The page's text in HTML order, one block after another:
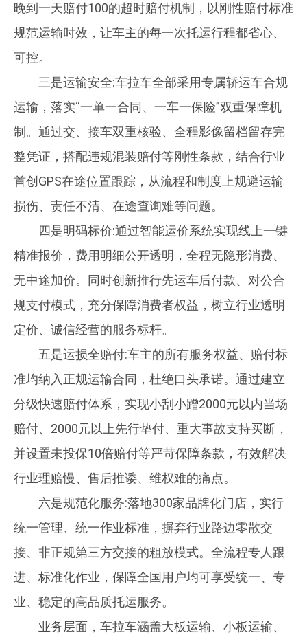
晚到一天赔付100的超时赔付机制，以刚性赔付标准
规范运输时效，让车主的每一次托运行程都省心、
可控。
三是运输安全:车拉车全部采用专属轿运车合规
运输，落实“一单一合同、一车一保险”双重保障机
制。通过交、接车双重核验、全程影像留档留存完
整凭证，搭配违规混装赔付等刚性条款，结合行业
首创GPS在途位置跟踪，从流程和制度上规避运输
损伤、责任不清、在途查询难等问题。
四是明码标价:通过智能运价系统实现线上一键
精准报价，费用明细公开透明，全程无隐形消费、
无中途加价。同时创新推行先运车后付款、对公合
规支付模式，充分保障消费者权益，树立行业透明
定价、诚信经营的服务标杆。
五是运损全赔付:车主的所有服务权益、赔付标
准均纳入正规运输合同，杜绝口头承诺。通过建立
分级快速赔付体系，实现小刮小蹭2000元以内当场
赔付、2000元以上先行垫付、重大事故支持买断，
并设置未投保10倍赔付等严苛保障条款，有效解决
行业理赔慢、售后推诿、维权难的痛点。
六是规范化服务:落地300家品牌化门店，实行
统一管理、统一作业标准，摒弃行业路边零散交
接、非正规第三方交接的粗放模式。全流程专人跟
进、标准化作业，保障全国用户均可享受统一、专
业、稳定的高品质托运服务。
业务层面，车拉车涵盖大板运输、小板运输、